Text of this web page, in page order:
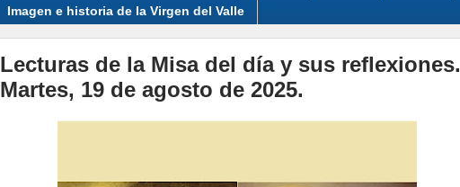
Imagen e historia de la Virgen del Valle
Lecturas de la Misa del día y sus reflexiones.
Martes, 19 de agosto de 2025.